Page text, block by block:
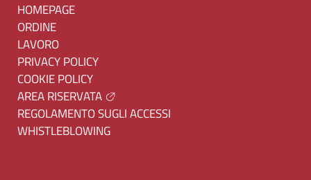
HOMEPAGE
ORDINE
LAVORO
PRIVACY POLICY
COOKIE POLICY
AREA RISERVATA
REGOLAMENTO SUGLI ACCESSI
WHISTLEBLOWING